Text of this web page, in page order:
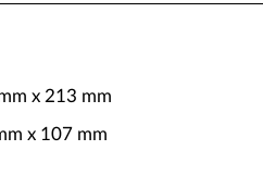
x 213 mm
x 107 mm